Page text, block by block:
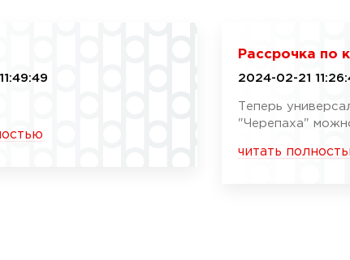
Рассрочка по
2024-02-21
Теперь
"Черепаха" можно
читать